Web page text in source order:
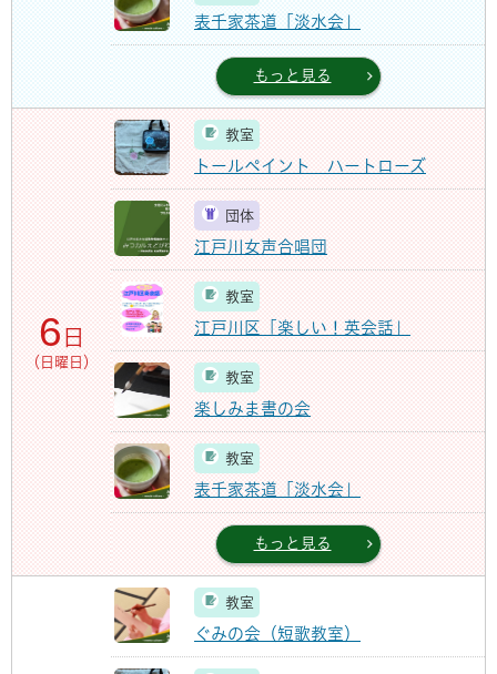
表千家茶道「淡水会」
もっと見る
6 日
（日曜日）
教室
トールペイント ハートローズ
団体
江戸川女声合唱団
教室
江戸川区「楽しい！英会話」
教室
楽しみま書の会
教室
表千家茶道「淡水会」
もっと見る
教室
ぐみの会（短歌教室）